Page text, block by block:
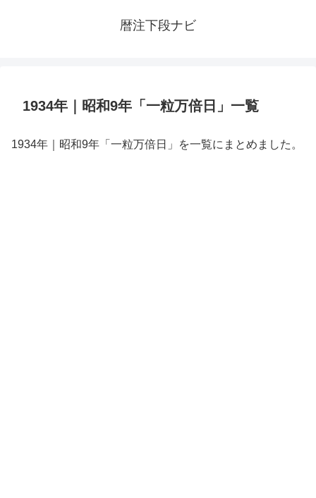
暦注下段ナビ
1934年｜昭和9年「一粒万倍日」一覧
1934年｜昭和9年「一粒万倍日」を一覧にまとめました。